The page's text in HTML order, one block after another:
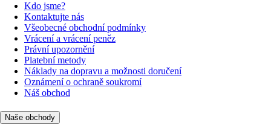
Kdo jsme?
Kontaktujte nás
Všeobecné obchodní podmínky
Vrácení a vrácení peněz
Právní upozornění
Platební metody
Náklady na dopravu a možnosti doručení
Oznámení o ochraně soukromí
Náš obchod
Naše obchody